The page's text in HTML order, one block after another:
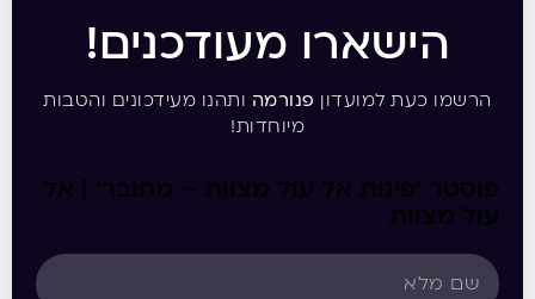
הישארו מעודכנים!
הרשמו כעת למועדון פנורמה ותהנו מעידכונים והטבות
מיוחדות!
פוסטר ‘פינות אל עול מצוות – מחובר’ | אל
עול מצוות